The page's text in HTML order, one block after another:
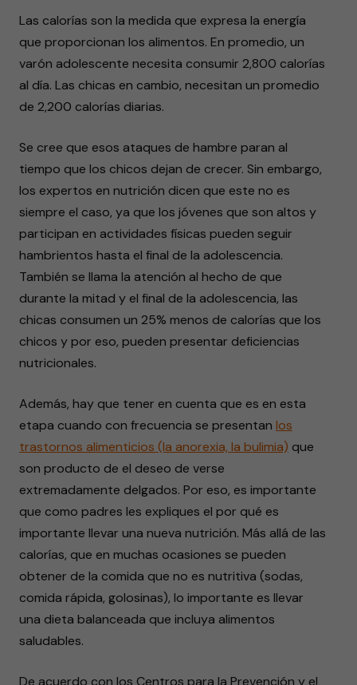
Las calorías son la medida que expresa la energía
que proporcionan los alimentos. En promedio, un
varón adolescente necesita consumir 2,800 calorías
al día. Las chicas en cambio, necesitan un promedio
de 2,200 calorías diarias.
Se cree que esos ataques de hambre paran al
tiempo que los chicos dejan de crecer. Sin embargo,
los expertos en nutrición dicen que este no es
siempre el caso, ya que los jóvenes que son altos y
participan en actividades físicas pueden seguir
hambrientos hasta el final de la adolescencia.
También se llama la atención al hecho de que
durante la mitad y el final de la adolescencia, las
chicas consumen un 25% menos de calorías que los
chicos y por eso, pueden presentar deficiencias
nutricionales.
Además, hay que tener en cuenta que es en esta
etapa cuando con frecuencia se presentan los
trastornos alimenticios (la anorexia, la bulimia) que
son producto de el deseo de verse
extremadamente delgados. Por eso, es importante
que como padres les expliques el por qué es
importante llevar una nueva nutrición. Más allá de las
calorías, que en muchas ocasiones se pueden
obtener de la comida que no es nutritiva (sodas,
comida rápida, golosinas), lo importante es llevar
una dieta balanceada que incluya alimentos
saludables.
De acuerdo con los Centros para la Prevención y el